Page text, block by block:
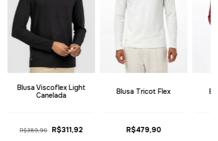
Blusa Viscoflex Light
Canelada
R$389,90 R$311,92
Blusa Tricot Flex
R$479,90